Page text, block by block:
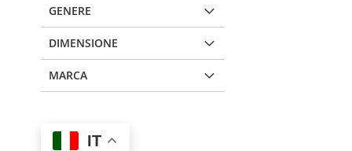
GENERE
DIMENSIONE
MARCA
IT